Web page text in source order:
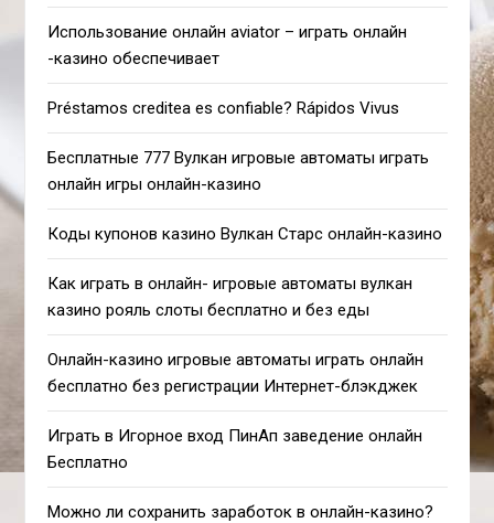
Использование онлайн aviator – играть онлайн
-казино обеспечивает
Préstamos creditea es confiable? Rápidos Vivus
Бесплатные 777 Вулкан игровые автоматы играть
онлайн игры онлайн-казино
Коды купонов казино Вулкан Старс онлайн-казино
Как играть в онлайн- игровые автоматы вулкан
казино рояль слоты бесплатно и без еды
Онлайн-казино игровые автоматы играть онлайн
бесплатно без регистрации Интернет-блэкджек
Играть в Игорное вход ПинАп заведение онлайн
Бесплатно
Можно ли сохранить заработок в онлайн-казино?